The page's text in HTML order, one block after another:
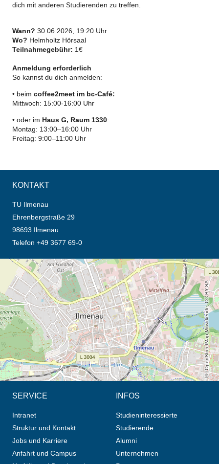
dich mit anderen Studierenden zu treffen.
Wann? 30.06.2026, 19:20 Uhr
Wo? Helmholtz Hörsaal
Teilnahmegebühr: 1€
Anmeldung erforderlich
So kannst du dich anmelden:
• beim coffee2meet im bc-Café:
Mittwoch: 15:00-16:00 Uhr
• oder im Haus G, Raum 1330:
Montag: 13:00–16:00 Uhr
Freitag: 9:00–11:00 Uhr
KONTAKT
TU Ilmenau
Ehrenbergstraße 29
98693 Ilmenau
Telefon +49 3677 69-0
Öffnet die Anfahrtsbeschreibung in neuem Tab (Karte)
© OpenStreetMap-Mitwirkende, CC BY-SA
SERVICE
Intranet
Struktur und Kontakt
Jobs und Karriere
Anfahrt und Campus
INFOS
Studieninteressierte
Studierende
Alumni
Unternehmen